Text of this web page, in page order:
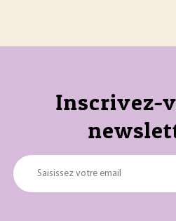
Inscrivez-
Saisissez votre email